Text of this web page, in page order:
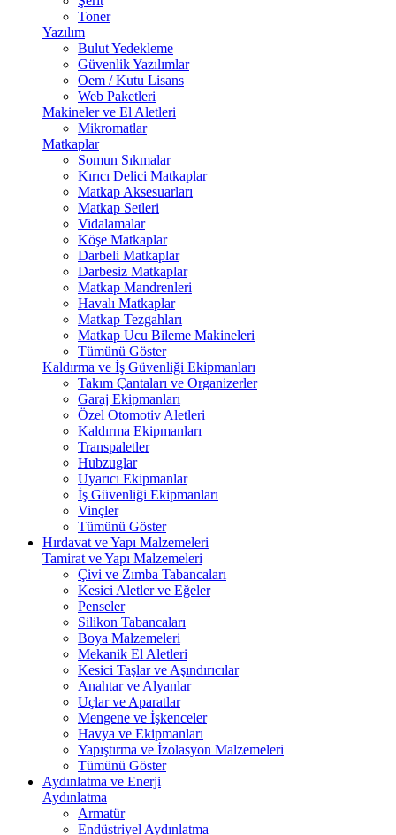
Toner
Yazılım
Bulut Yedekleme
Güvenlik Yazılımlar
Oem / Kutu Lisans
Web Paketleri
Makineler ve El Aletleri
Mikromatlar
Matkaplar
Somun Sıkmalar
Kırıcı Delici Matkaplar
Matkap Aksesuarları
Matkap Setleri
Vidalamalar
Köşe Matkaplar
Darbeli Matkaplar
Darbesiz Matkaplar
Matkap Mandrenleri
Havalı Matkaplar
Matkap Tezgahları
Matkap Ucu Bileme Makineleri
Tümünü Göster
Kaldırma ve İş Güvenliği Ekipmanları
Takım Çantaları ve Organizerler
Garaj Ekipmanları
Özel Otomotiv Aletleri
Kaldırma Ekipmanları
Transpaletler
Hubzuglar
Uyarıcı Ekipmanlar
İş Güvenliği Ekipmanları
Vinçler
Tümünü Göster
Hırdavat ve Yapı Malzemeleri
Tamirat ve Yapı Malzemeleri
Çivi ve Zımba Tabancaları
Kesici Aletler ve Eğeler
Penseler
Silikon Tabancaları
Boya Malzemeleri
Mekanik El Aletleri
Kesici Taşlar ve Aşındırıcılar
Anahtar ve Alyanlar
Uçlar ve Aparatlar
Mengene ve İşkenceler
Havya ve Ekipmanları
Yapıştırma ve İzolasyon Malzemeleri
Tümünü Göster
Aydınlatma ve Enerji
Aydınlatma
Armatür
Endüstriyel Aydınlatma